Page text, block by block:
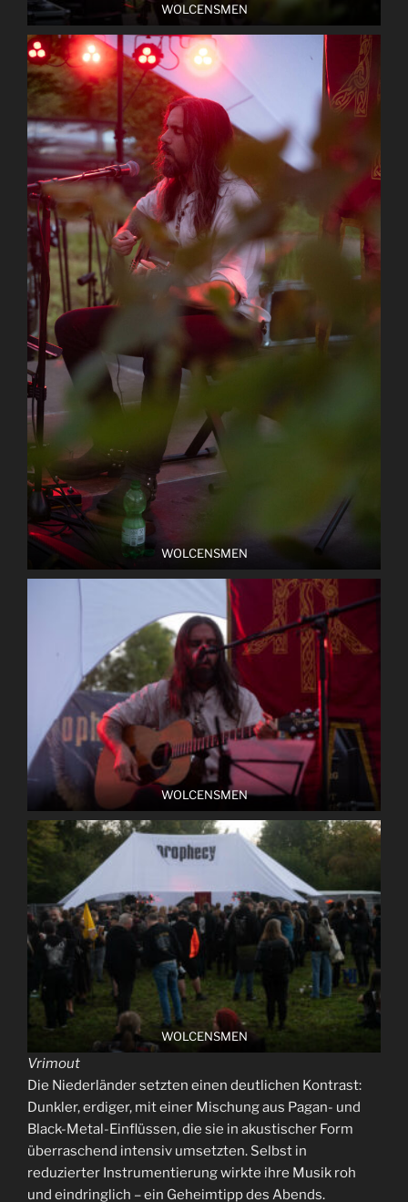
WOLCENSMEN
WOLCENSMEN
WOLCENSMEN
WOLCENSMEN
Vrimout
Die Niederländer setzten einen deutlichen Kontrast:
Dunkler, erdiger, mit einer Mischung aus Pagan- und
Black-Metal-Einflüssen, die sie in akustischer Form
überraschend intensiv umsetzten. Selbst in
reduzierter Instrumentierung wirkte ihre Musik roh
und eindringlich – ein Geheimtipp des Abends.